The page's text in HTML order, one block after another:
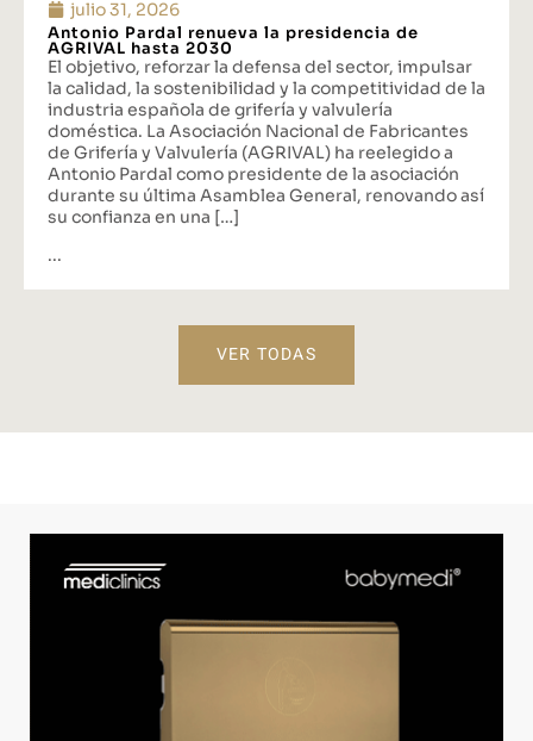
julio 31, 2026
Antonio Pardal renueva la presidencia de
AGRIVAL hasta 2030
El objetivo, reforzar la defensa del sector, impulsar
la calidad, la sostenibilidad y la competitividad de la
industria española de grifería y valvulería
doméstica. La Asociación Nacional de Fabricantes
de Grifería y Valvulería (AGRIVAL) ha reelegido a
Antonio Pardal como presidente de la asociación
durante su última Asamblea General, renovando así
su confianza en una […]
...
VER TODAS